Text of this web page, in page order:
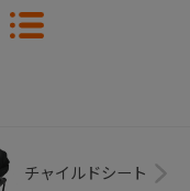
チャイルドシート